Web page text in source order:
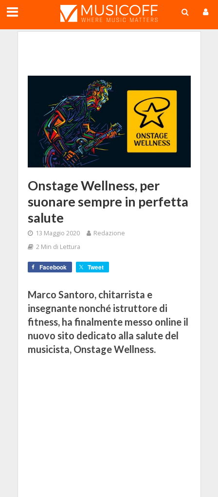
Onstage Wellness, per
suonare sempre in perfetta
salute
13 Maggio 2020
Redazione
2 Min di Lettura
Facebook Tweet
Marco Santoro, chitarrista e
insegnante nonché istruttore di
fitness, ha finalmente messo online il
nuovo sito dedicato alla salute del
musicista, Onstage Wellness.